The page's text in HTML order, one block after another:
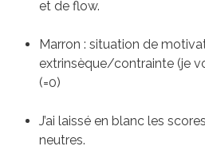
et de flow.
Marron : situation de
extrinsèque/contrainte (je
(=0)
J’ai laissé en blanc les
neutres.